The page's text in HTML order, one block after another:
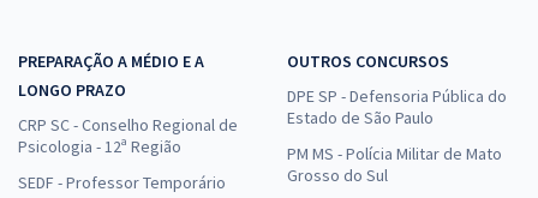
PREPARAÇÃO A MÉDIO E A
LONGO PRAZO
CRP SC - Conselho Regional de
Psicologia - 12ª Região
SEDF - Professor Temporário
OUTROS CONCURSOS
DPE SP - Defensoria Pública do
Estado de São Paulo
PM MS - Polícia Militar de Mato
Grosso do Sul